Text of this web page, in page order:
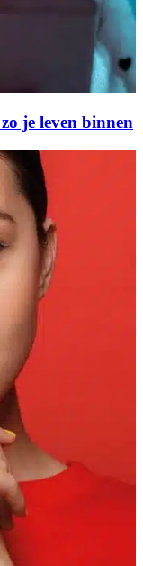
je leven binnen